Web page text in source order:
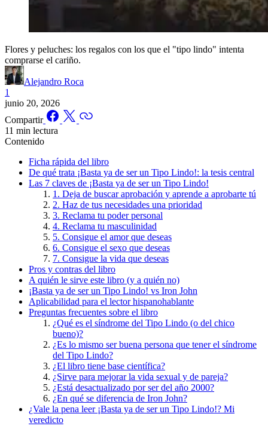
Flores y peluches: los regalos con los que el "tipo lindo" intenta
comprarse el cariño.
Alejandro Roca
1
junio 20, 2026
Compartir
11 min lectura
Contenido
Ficha rápida del libro
De qué trata ¡Basta ya de ser un Tipo Lindo!: la tesis central
Las 7 claves de ¡Basta ya de ser un Tipo Lindo!
1. Deja de buscar aprobación y aprende a aprobarte tú
2. Haz de tus necesidades una prioridad
3. Reclama tu poder personal
4. Reclama tu masculinidad
5. Consigue el amor que deseas
6. Consigue el sexo que deseas
7. Consigue la vida que deseas
Pros y contras del libro
A quién le sirve este libro (y a quién no)
¡Basta ya de ser un Tipo Lindo! vs Iron John
Aplicabilidad para el lector hispanohablante
Preguntas frecuentes sobre el libro
¿Qué es el síndrome del Tipo Lindo (o del chico
bueno)?
¿Es lo mismo ser buena persona que tener el síndrome
del Tipo Lindo?
¿El libro tiene base científica?
¿Sirve para mejorar la vida sexual y de pareja?
¿Está desactualizado por ser del año 2000?
¿En qué se diferencia de Iron John?
¿Vale la pena leer ¡Basta ya de ser un Tipo Lindo!? Mi
veredicto